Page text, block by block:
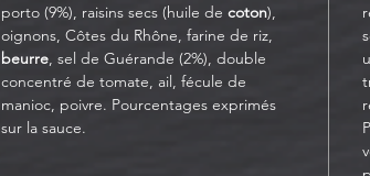
porto (9%), raisins secs (huile de coton),
oignons, Côtes du Rhône, farine de riz,
beurre, sel de Guérande (2%), double
concentré de tomate, ail, fécule de
manioc, poivre. Pourcentages exprimés
sur la sauce.